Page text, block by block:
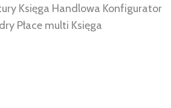
Księga Handlowa Konfigurator
Płace multi Księga